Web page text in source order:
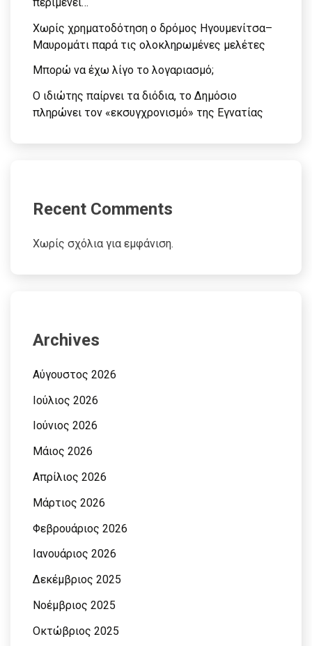
Χωρίς χρηματοδότηση ο δρόμος Ηγουμενίτσα–
Μαυρομάτι παρά τις ολοκληρωμένες μελέτες
Μπορώ να έχω λίγο το λογαριασμό;
Ο ιδιώτης παίρνει τα διόδια, το Δημόσιο
πληρώνει τον «εκσυγχρονισμό» της Εγνατίας
Recent Comments
Χωρίς σχόλια για εμφάνιση.
Archives
Αύγουστος 2026
Ιούλιος 2026
Ιούνιος 2026
Μάιος 2026
Απρίλιος 2026
Μάρτιος 2026
Φεβρουάριος 2026
Ιανουάριος 2026
Δεκέμβριος 2025
Νοέμβριος 2025
Οκτώβριος 2025